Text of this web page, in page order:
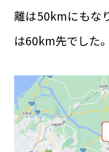
離は50kmにもな
は60km先でした。